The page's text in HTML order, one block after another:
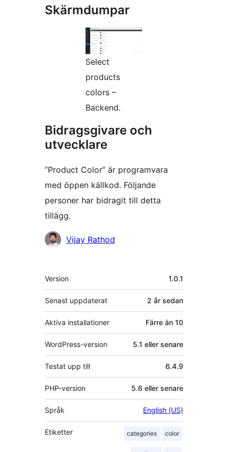
Skärmdumpar
Select
products
colors –
Backend.
Bidragsgivare och
utvecklare
”Product Color” är programvara
med öppen källkod. Följande
personer har bidragit till detta
tillägg.
BidragandeVijay Rathod
Meta
Version 1.0.1
Senast uppdaterat 2 år sedan
Aktiva installationer Färre än 10
WordPress-version 5.1 eller senare
Testat upp till 6.4.9
PHP-version 5.6 eller senare
Språk English (US)
Etiketter categories color